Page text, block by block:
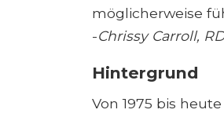
möglicherweise
-Chrissy Carroll,
Hintergrund
Von 1975 bis